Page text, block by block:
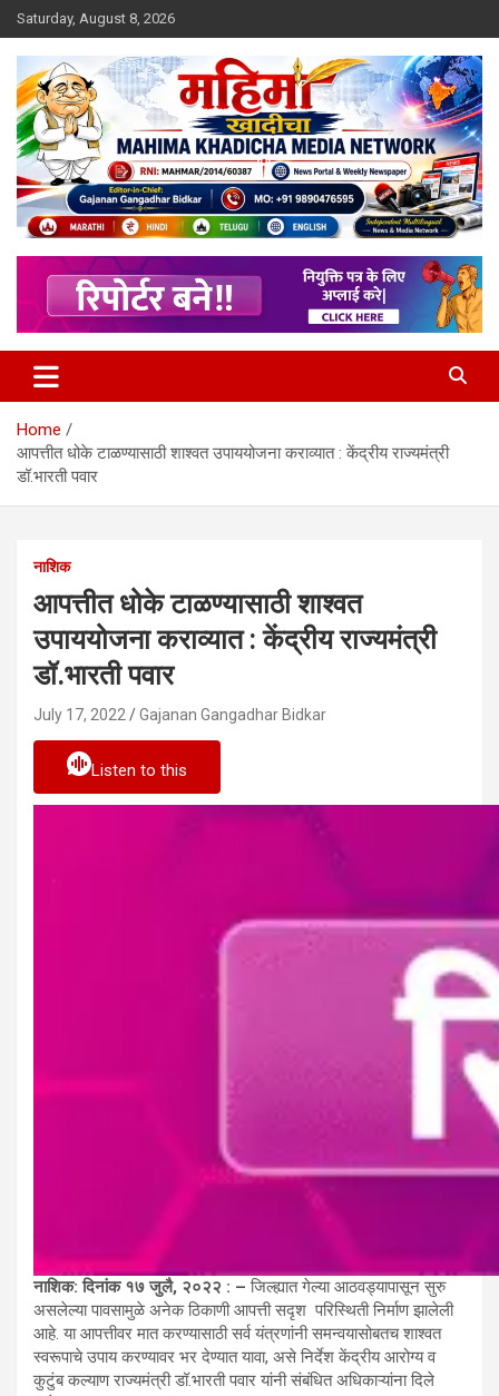
Skip
to
content
Saturday, August 8, 2026
Mahimakhadicha
Home
आपत्तीत धोके टाळण्यासाठी शाश्वत उपाययोजना कराव्यात : केंद्रीय राज्यमंत्री
डॉ.भारती पवार
नाशिक
आपत्तीत धोके टाळण्यासाठी शाश्वत
उपाययोजना कराव्यात : केंद्रीय राज्यमंत्री
डॉ.भारती पवार
July 17, 2022 Gajanan Gangadhar Bidkar
Listen to this
नाशिक:दिनांक१७जुलै, २०२२ : –जिल्ह्यात गेल्या आठवड्यापासून सुरु
असलेल्या पावसामुळे अनेक ठिकाणी आपत्ती सदृश परिस्थिती निर्माण झालेली
आहे. या आपत्तीवर मात करण्यासाठी सर्व यंत्रणांनी समन्वयासोबतच शाश्वत
स्वरूपाचे उपाय करण्यावर भर देण्यात यावा, असे निर्देश केंद्रीय आरोग्य व
कुटुंब कल्याण राज्यमंत्री डॉ.भारती पवार यांनी संबंधित अधिकाऱ्यांना दिले